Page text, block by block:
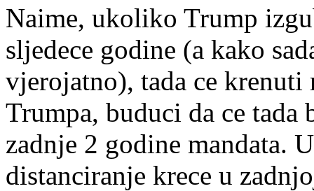
Naime, ukoliko Trump
sljedece godine (a kako
vjerojatno), tada ce krenuti
Trumpa, buduci da ce
zadnje 2 godine mandata.
distanciranje krece u